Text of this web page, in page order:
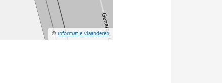
©Informatie Vlaanderen